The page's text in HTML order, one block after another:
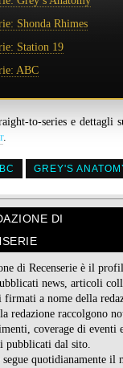
Shonda Rhimes
Station 19
ABC
to-series e dettagli
.
GREY'S
DI
di Recenserie è il
news, articoli
firmati a nome della
redazione raccolgono
coverage di eventi
pubblicati dal sito.
segue quotidianamente il